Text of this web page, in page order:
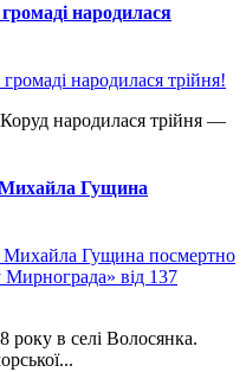
народилася
народилася трійня —
Гущина
в селі Волосянка.